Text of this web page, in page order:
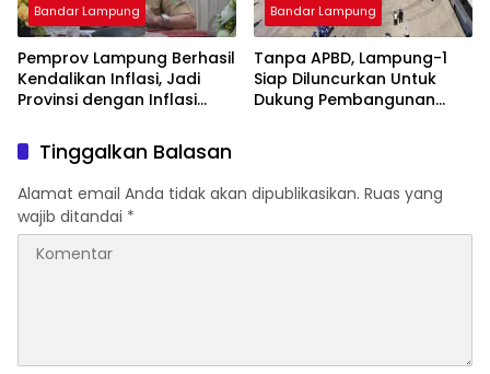
Bandar Lampung
Pemprov Lampung Berhasil
Kendalikan Inflasi, Jadi
Provinsi dengan Inflasi
Bandar Lampung
Tanpa APBD, Lampung-1
Siap Diluncurkan Untuk
Dukung Pembangunan
Tinggalkan Balasan
Alamat email Anda tidak akan dipublikasikan. Ruas yang
wajib ditandai *